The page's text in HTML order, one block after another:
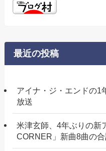
最近の投稿
アイナ・ジ・エンドの1
放送
米津玄師、4年ぶりの新
CORNER」新曲8曲の